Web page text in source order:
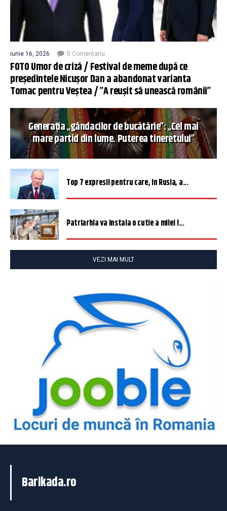
iunie 16, 2026 0 Comentariu
FOTO Umor de criză / Festival de meme după ce
președintele Nicușor Dan a abandonat varianta
Tomac pentru Veștea / ”A reușit să unească românii”
Generația „gândacilor de bucătărie”: „Cel mai
mare partid din lume. Puterea tineretului”
Top 7 expresii pentru care, în Rusia, a...
Patriarhia va instala o cutie a milei î...
VEZI MAI MULT
Barikada.ro